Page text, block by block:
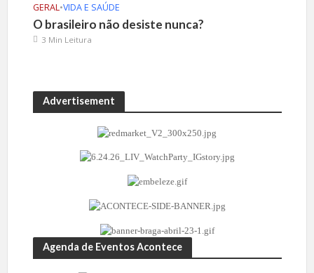
GERAL•VIDA E SAÚDE
O brasileiro não desiste nunca?
3 Min Leitura
Advertisement
Agenda de Eventos Acontece